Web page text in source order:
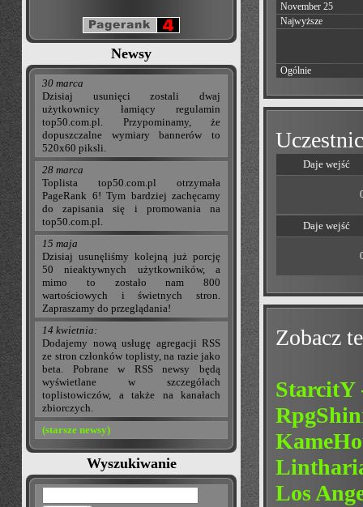
Newsy
30 marca
Dzisiaj usunięci zostali dwaj
użytkownicy łamiący regulamin
top50.com.pl. Przypominamy, że
dopuszczalne wymiary bannerów to
520x60 piksli.
28 marca
Toplista top50.com.pl otrzymała
PageRank 6! Tym bardziej zachęcamy
do zapisania się i promowania na
top50.com.pl.
15 maja
Dzisiaj usunęliśmy kolejną już porcję
50 nieaktywnych użytkowników, a
mimo to zostało nam 800
wartościowych i świetnych stron.
Zapraszamy do przeglądania!
14 kwietnia:
Dodajemy nową usługę agregacji RSS
ze stron członków toplisty, na razie jako
beta. Pobrane w RSS newsy będą
wyświetlane w szczegółach
toplistowiczów, a także na kanałach
zbiorczych.
(starsze newsy)
Wyszukiwanie
November 25
Najwyższe
Ogólnie
Daje wejść
Daje wejść
Zobacz
StarcitY
Los